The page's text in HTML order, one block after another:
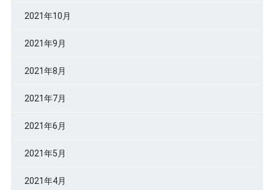
2021年10月
2021年9月
2021年8月
2021年7月
2021年6月
2021年5月
2021年4月